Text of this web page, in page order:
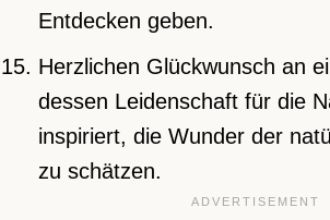
Entdecken geben.
Herzlichen Glückwunsch an
dessen Leidenschaft für die
inspiriert, die Wunder der
zu schätzen.